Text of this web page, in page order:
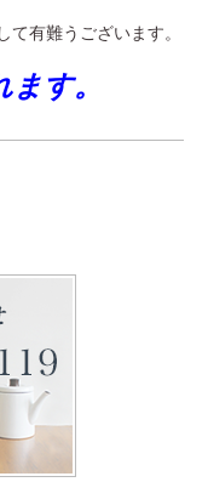
て有難うございます。
す。